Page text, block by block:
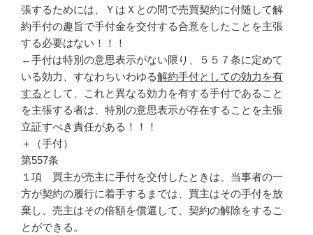
張するためには、ＹはＸとの間で売買契約に付随して解
約手付の趣旨で手付金を交付する合意をしたことを主張
する必要はない！！！
←手付は特別の意思表示がない限り、５５７条に定めて
いる効力、すなわちいわゆる解約手付としての効力を有
する として、これと異なる効力を有する手付であること
を主張する者は、特別の意思表示が存在することを主張
立証すべき責任がある！！！
＋（手付）
第557条
１項 買主が売主に手付を交付したときは、当事者の一
方が契約の履行に着手するまでは、買主はその手付を放
棄し、売主はその倍額を償還して、契約の解除をするこ
とができる。